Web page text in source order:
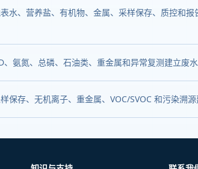
水、营养盐、有机物、金属、采样保存、质控和
氨氮、总磷、石油类、重金属和异常复测建立废水
存、无机离子、重金属、VOC/SVOC 和污染溯源